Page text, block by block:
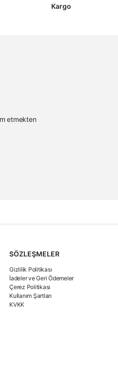
Kargo
etmekten
SÖZLEŞMELER
Gizlilik Politikası
İadeler ve Geri Ödemeler
Çerez Politikası
Kullanım Şartları
KVKK